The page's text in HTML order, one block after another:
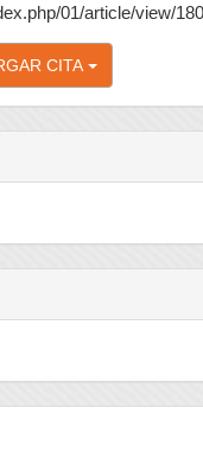
01/article/view/180
CITA